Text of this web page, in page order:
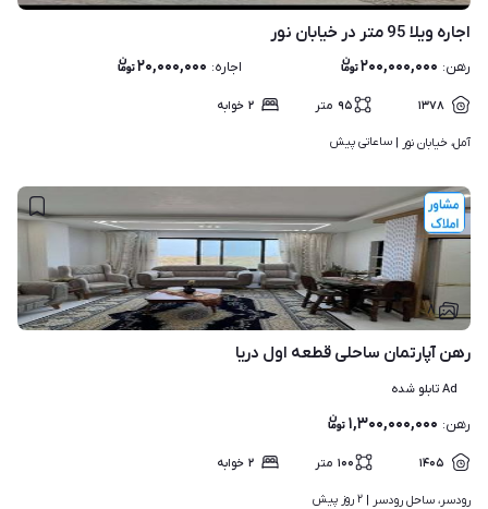
اجاره ویلا 95 متر در خیابان نور
رهن: ۲۰۰,۰۰۰,۰۰۰ اجاره: ۲۰,۰۰۰,۰۰۰
۱۳۷۸ ۹۵ متر ۲ خوابه
آمل، خیابان نور | ساعاتی پیش
۸
رهن آپارتمان ساحلی قطعه اول دریا
Ad تابلو شده
رهن: ۱,۳۰۰,۰۰۰,۰۰۰
۱۴۰۵ ۱۰۰ متر ۲ خوابه
رودسر، ساحل رودسر | ۲ روز پیش